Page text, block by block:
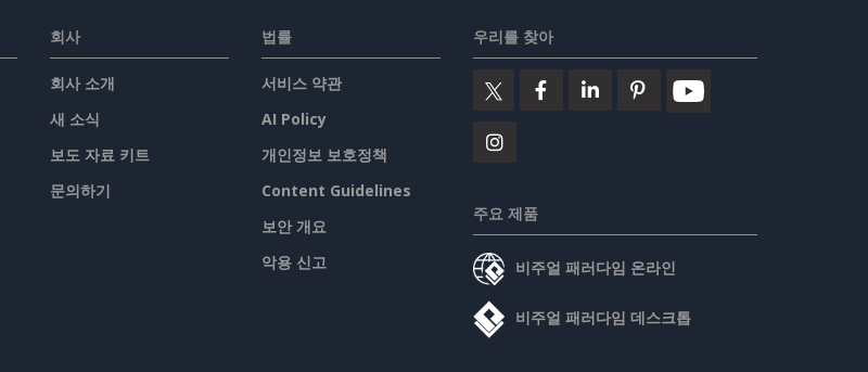
회사
회사 소개
새 소식
보도 자료 키트
문의하기
법률
서비스 약관
AI Policy
개인정보 보호정책
Content Guidelines
보안 개요
악용 신고
우리를 찾아
주요 제품
비주얼 패러다임 온라인
비주얼 패러다임 데스크톱